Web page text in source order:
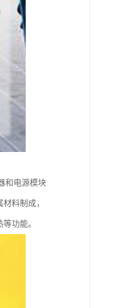
和电源模块
料制成，
功能。